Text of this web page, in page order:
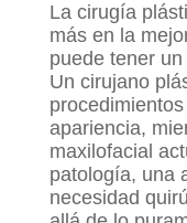
La cirugía
más en la
puede tener
Un cirujano
apariencia,
maxilofacial
patología, una
necesidad